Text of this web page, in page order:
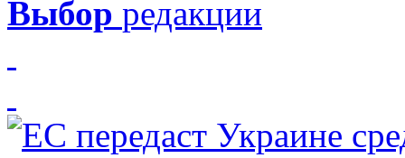
Выбор редакции